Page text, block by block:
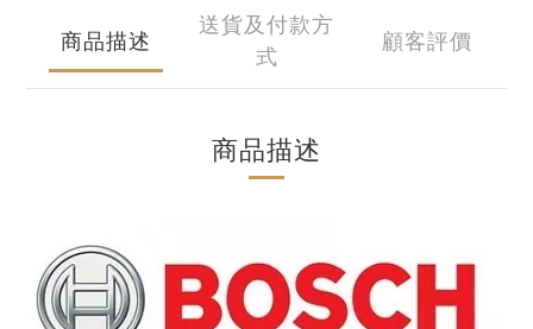
商品描述
送貨及付款方
式
顧客評價
商品描述